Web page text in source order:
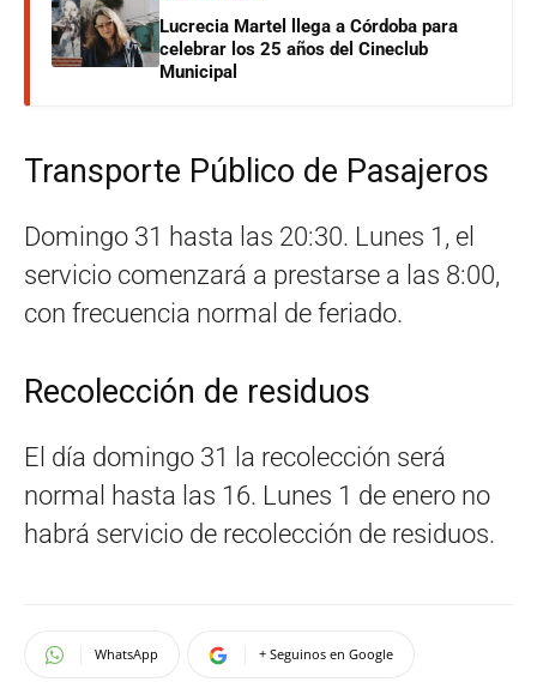
Lucrecia Martel llega a Córdoba para
celebrar los 25 años del Cineclub
Municipal
Transporte Público de Pasajeros
Domingo 31 hasta las 20:30. Lunes 1, el
servicio comenzará a prestarse a las 8:00,
con frecuencia normal de feriado.
Recolección de residuos
El día domingo 31 la recolección será
normal hasta las 16. Lunes 1 de enero no
habrá servicio de recolección de residuos.
WhatsApp + Seguinos en Google